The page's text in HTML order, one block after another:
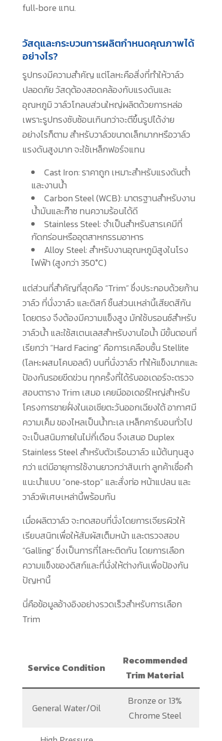
full‑bore แทน.
วัสดุและกระบวนการผลิตกำหนดคุณภาพได้
อย่างไร?
รูปทรงมีความสำคัญ แต่โลหะคือสิ่งที่ทำให้วาล์ว
ปลอดภัย วัสดุต้องสอดคล้องกับแรงดันและ
อุณหภูมิ วาล์วโกลบส่วนใหญ่ผลิตด้วยการหล่อ
เพราะรูปทรงซับซ้อนเกินกว่าจะตีขึ้นรูปได้ง่าย
อย่างไรก็ตาม สำหรับวาล์วขนาดเล็กมากหรือวาล์ว
แรงดันสูงมาก จะใช้เหล็กฟอร์จแทน
Cast Iron: ราคาถูก เหมาะสำหรับแรงดันต่ำ
และงานน้ำ
Carbon Steel (WCB): มาตรฐานสำหรับงาน
น้ำมันและก๊าซ ทนความร้อนได้ดี
Stainless Steel: จำเป็นสำหรับสารเคมีที่
กัดกร่อนหรืออุตสาหกรรมอาหาร
Alloy Steel: สำหรับงานอุณหภูมิสูงในโรง
ไฟฟ้า (สูงกว่า 350°C)
แต่ส่วนที่สำคัญที่สุดคือ “Trim” ซึ่งประกอบด้วยก้าน
วาล์ว ที่นั่งวาล์ว และดิสก์ ชิ้นส่วนเหล่านี้เสียดสีกัน
โดยตรง จึงต้องมีความแข็งสูง มักใช้บรอนซ์สำหรับ
วาล์วน้ำ และใช้สเตนเลสสำหรับงานไอน้ำ มีขั้นตอนที่
เรียกว่า “Hard Facing” คือการเคลือบชั้น Stellite
(โลหะผสมโคบอลต์) บนที่นั่งวาล์ว ทำให้แข็งมากและ
ป้องกันรอยขีดข่วน ทุกครั้งที่ได้รับออเดอร์จะตรวจ
สอบตาราง Trim เสมอ เคยมีออเดอร์ใหญ่สำหรับ
โครงการชายฝั่งในเอเชียตะวันออกเฉียงใต้ อากาศมี
ความเค็ม ของไหลเป็นน้ำทะเล เหล็กคาร์บอนทั่วไป
จะเป็นสนิมภายในไม่กี่เดือน จึงเสนอ Duplex
Stainless Steel สำหรับตัวเรือนวาล์ว แม้ต้นทุนสูง
กว่า แต่มีอายุการใช้งานยาวกว่าสิบเท่า ลูกค้าเชื่อคำ
แนะนำแบบ “one‑stop” และสั่งท่อ หน้าแปลน และ
วาล์วพิเศษเหล่านี้พร้อมกัน
เมื่อผลิตวาล์ว จะทดสอบที่นั่งโดยการเจียรผิวให้
เรียบสนิทเพื่อให้สัมผัสเต็มหน้า และตรวจสอบ
“Galling” ซึ่งเป็นการที่โลหะติดกัน โดยการเลือก
ความแข็งของดิสก์และที่นั่งให้ต่างกันเพื่อป้องกัน
ปัญหานี้
นี่คือข้อมูลอ้างอิงอย่างรวดเร็วสำหรับการเลือก
Trim
Service Condition
Recommended
Trim Material
General Water/Oil
Bronze or 13%
Chrome Steel